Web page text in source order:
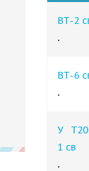
ВТ-2
.
ВТ-6
.
У
1 св
.